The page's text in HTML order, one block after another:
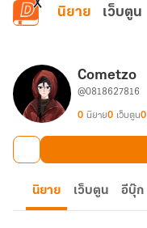
ข้ามไปยังเนื้อหาหลัก
นิยาย เว็บตูน
Cometzo
@0818627816
0 นิยาย0 เว็บตูน0
นิยาย เว็บตูน อีบุ๊ก